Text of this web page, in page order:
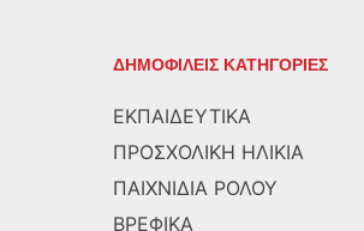
ΔΗΜΟΦΙΛΕΙΣ ΚΑΤΗΓΟΡΙΕΣ
ΕΚΠΑΙΔΕΥΤΙΚΑ
ΠΡΟΣΧΟΛΙΚΗ ΗΛΙΚΙΑ
ΠΑΙΧΝΙΔΙΑ ΡΟΛΟΥ
ΒΡΕΦΙΚΑ